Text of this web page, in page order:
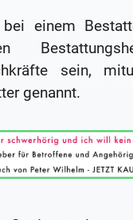
einem
sein,
genannt.